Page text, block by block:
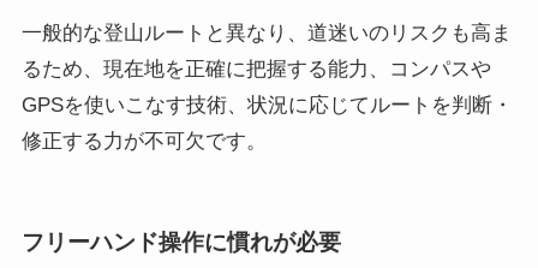
一般的な登山ルートと異なり、道迷いのリスクも高ま
るため、現在地を正確に把握する能力、コンパスや
GPSを使いこなす技術、状況に応じてルートを判断・
修正する力が不可欠です。
フリーハンド操作に慣れが必要